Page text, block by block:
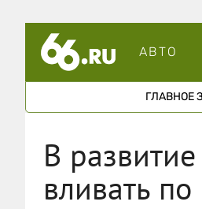
АВТО
ГЛАВНОЕ
В
вливать